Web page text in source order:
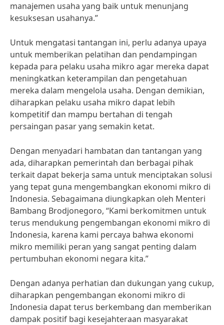
manajemen usaha yang baik untuk menunjang
kesuksesan usahanya.”
Untuk mengatasi tantangan ini, perlu adanya upaya
untuk memberikan pelatihan dan pendampingan
kepada para pelaku usaha mikro agar mereka dapat
meningkatkan keterampilan dan pengetahuan
mereka dalam mengelola usaha. Dengan demikian,
diharapkan pelaku usaha mikro dapat lebih
kompetitif dan mampu bertahan di tengah
persaingan pasar yang semakin ketat.
Dengan menyadari hambatan dan tantangan yang
ada, diharapkan pemerintah dan berbagai pihak
terkait dapat bekerja sama untuk menciptakan solusi
yang tepat guna mengembangkan ekonomi mikro di
Indonesia. Sebagaimana diungkapkan oleh Menteri
Bambang Brodjonegoro, “Kami berkomitmen untuk
terus mendukung pengembangan ekonomi mikro di
Indonesia, karena kami percaya bahwa ekonomi
mikro memiliki peran yang sangat penting dalam
pertumbuhan ekonomi negara kita.”
Dengan adanya perhatian dan dukungan yang cukup,
diharapkan pengembangan ekonomi mikro di
Indonesia dapat terus berkembang dan memberikan
dampak positif bagi kesejahteraan masyarakat